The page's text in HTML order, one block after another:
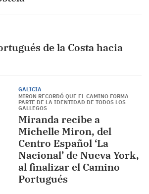
de la Costa hacia
GALICIA
MIRON RECORDÓ QUE EL CAMINO FORMA
PARTE DE LA IDENTIDAD DE TODOS LOS
GALLEGOS
Miranda recibe a
Michelle Miron, del
Centro Español ‘La
Nacional’ de Nueva York,
al finalizar el Camino
Portugués